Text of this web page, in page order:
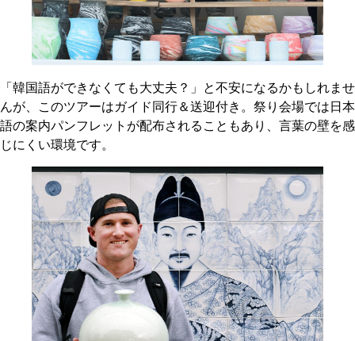
「韓国語ができなくても大丈夫？」と不安になるかもしれませ
んが、このツアーはガイド同行＆送迎付き。祭り会場では日本
語の案内パンフレットが配布されることもあり、言葉の壁を感
じにくい環境です。